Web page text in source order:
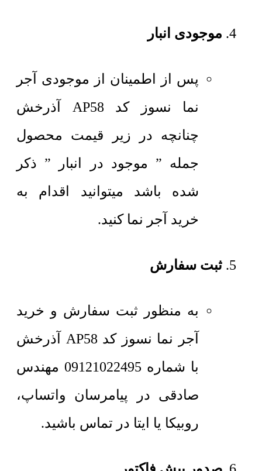
موجودی انبار
پس از اطمینان از موجودی آجر
نما نسوز کد AP58 آذرخش
چنانچه در زیر قیمت محصول
جمله ” موجود در انبار ” ذکر
شده باشد میتوانید اقدام به
خرید آجر نما کنید.
ثبت سفارش
به منظور ثبت سفارش و خرید
آجر نما نسوز کد AP58 آذرخش
با شماره 09121022495 مهندس
صادقی در پیامرسان واتساپ،
روبیکا یا ایتا در تماس باشید.